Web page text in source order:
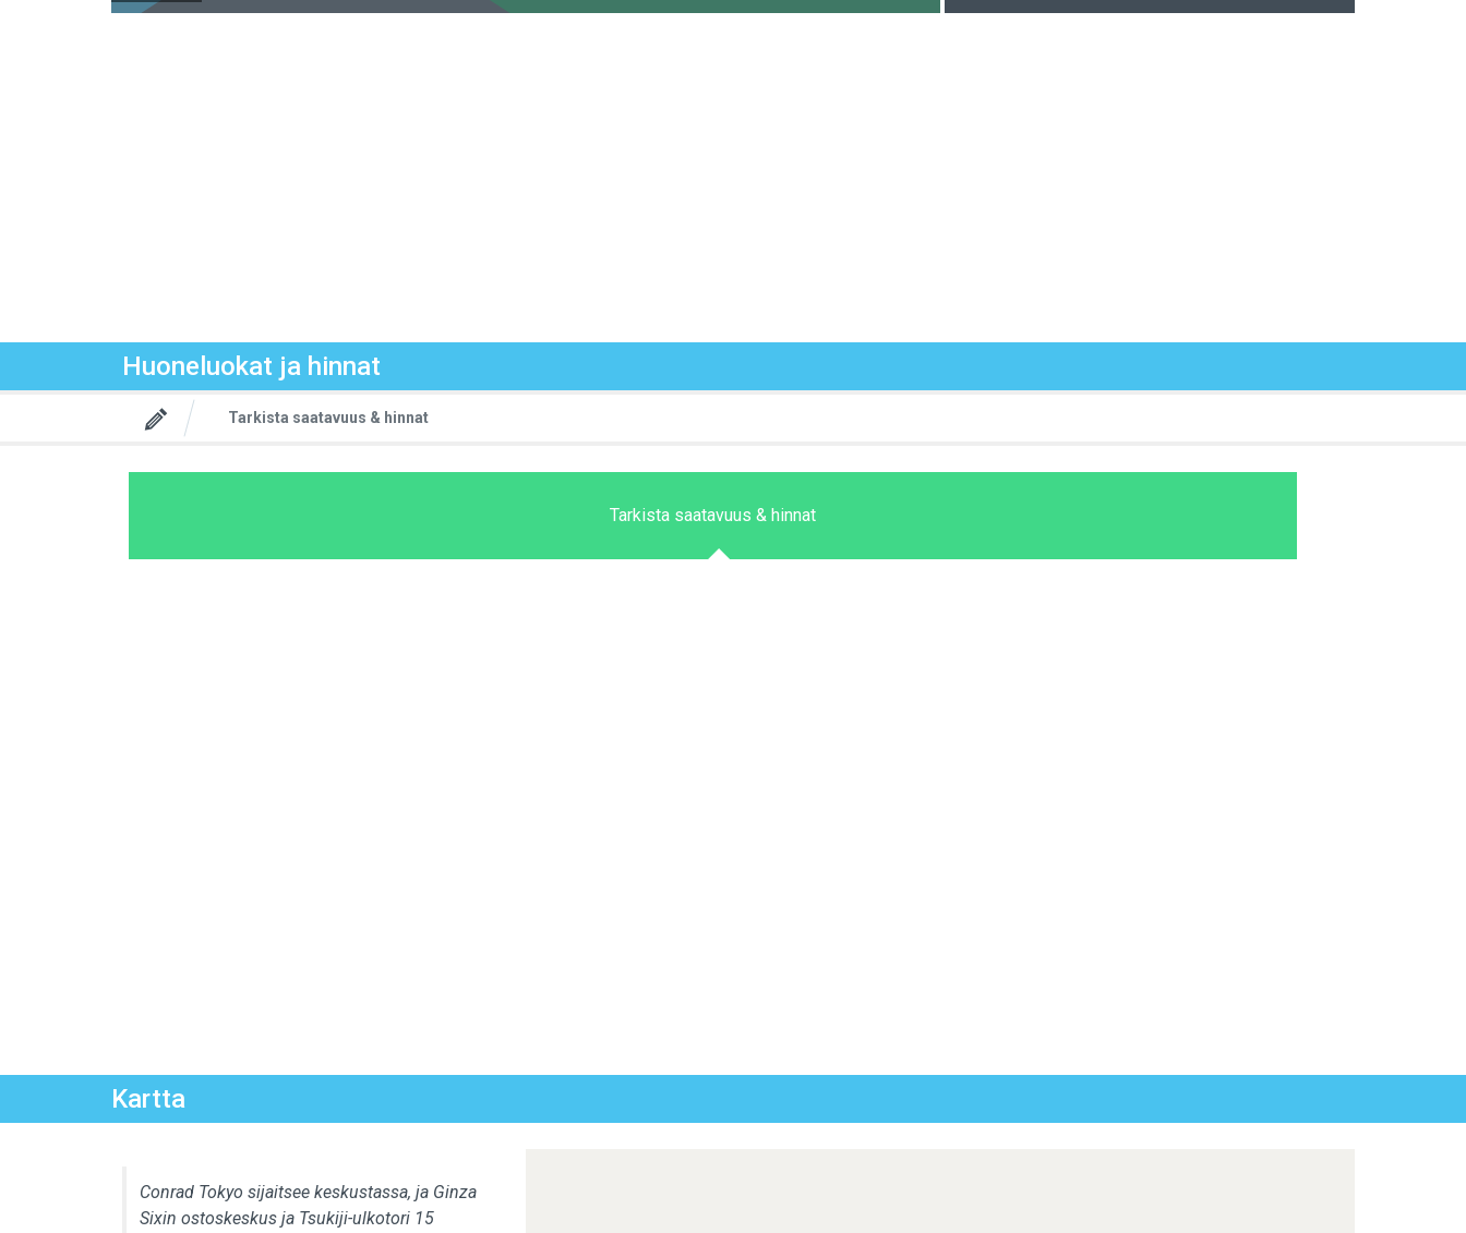
Huoneluokat ja hinnat
Tarkista saatavuus & hinnat
Tarkista saatavuus & hinnat
Kartta
Conrad Tokyo sijaitsee keskustassa, ja Ginza
Sixin ostoskeskus ja Tsukiji-ulkotori 15